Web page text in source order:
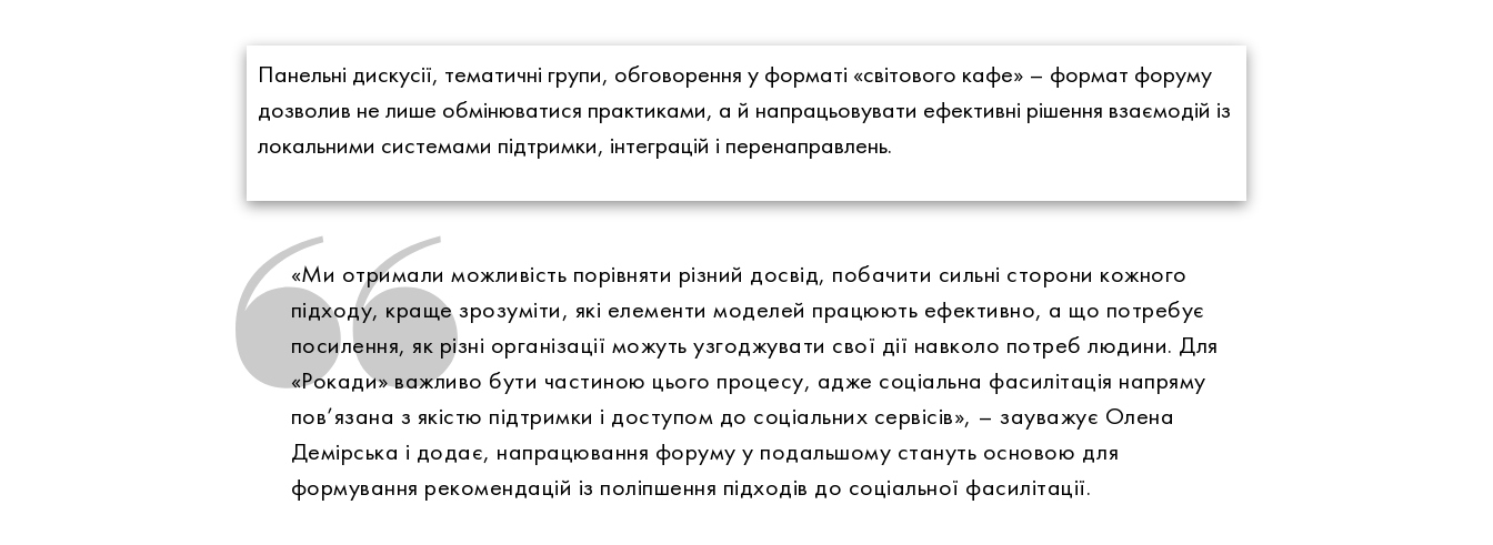
Панельні дискусії, тематичні групи, обговорення у форматі «світового кафе» – формат форуму
дозволив не лише обмінюватися практиками, а й напрацьовувати ефективні рішення взаємодій із
локальними системами підтримки, інтеграцій і перенаправлень.
«Ми отримали можливість порівняти різний досвід, побачити сильні сторони кожного
підходу, краще зрозуміти, які елементи моделей працюють ефективно, а що потребує
посилення, як різні організації можуть узгоджувати свої дії навколо потреб людини. Для
«Рокади» важливо бути частиною цього процесу, адже соціальна фасилітація напряму
пов’язана з якістю підтримки і доступом до соціальних сервісів», – зауважує Олена
Демірська і додає, напрацювання форуму у подальшому стануть основою для
формування рекомендацій із поліпшення підходів до соціальної фасилітації.